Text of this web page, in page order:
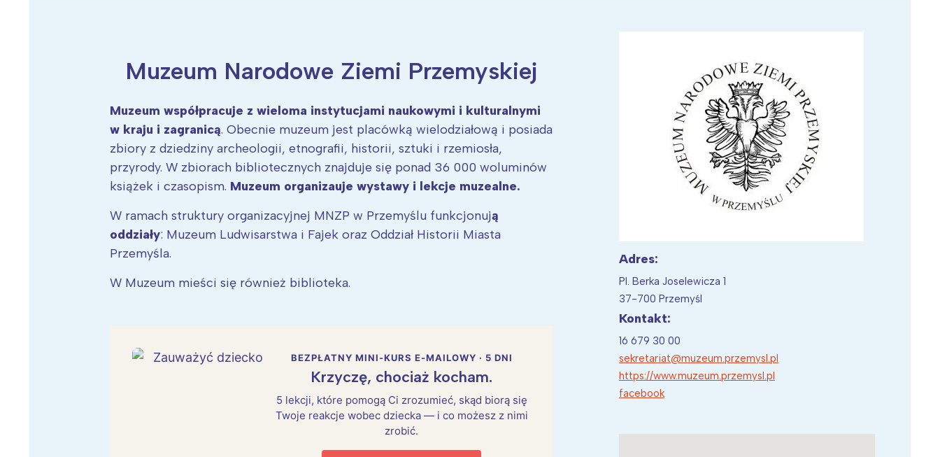
Wiosenny koncert ptaków na płocie Kwitnąca wiśnia i jej płatki Pszczoła i kwitnący ul Wiewiórka na kwitnącym polu
Muzeum Narodowe Ziemi Przemyskiej
Muzeum współpracuje z wieloma instytucjami naukowymi i kulturalnymi
w kraju i zagranicą. Obecnie muzeum jest placówką wielodziałową i posiada
zbiory z dziedziny archeologii, etnografii, historii, sztuki i rzemiosła,
przyrody. W zbiorach bibliotecznych znajduje się ponad 36 000 woluminów
książek i czasopism. Muzeum organizauje wystawy i lekcje muzealne.
W ramach struktury organizacyjnej MNZP w Przemyślu funkcjonują
oddziały: Muzeum Ludwisarstwa i Fajek oraz Oddział Historii Miasta
Przemyśla.
W Muzeum mieści się również biblioteka.
BEZPŁATNY MINI-KURS E-MAILOWY · 5 DNI
Krzyczę, chociaż kocham.
5 lekcji, które pomogą Ci zrozumieć, skąd biorą się
Twoje reakcje wobec dziecka — i co możesz z nimi
zrobić.
Adres:
Pl. Berka Joselewicza 1
37-700 Przemyśl
Kontakt:
16 679 30 00
sekretariat@muzeum.przemysl.pl
https://www.muzeum.przemysl.pl
facebook